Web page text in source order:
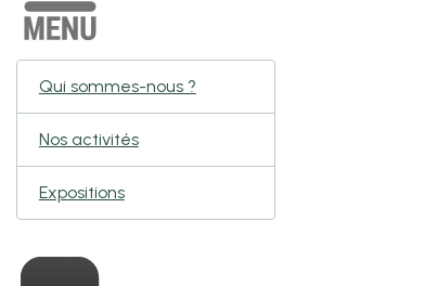
Qui sommes-nous ?
Nos activités
Expositions